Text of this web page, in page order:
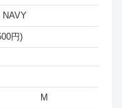
NAVY
円)
M